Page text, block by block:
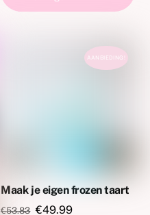
€27.43.
AANBIEDING!
Maak je eigen frozen taart
€53.83 Oorspronkelijke
€49.99Huidige